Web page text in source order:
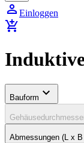
person Einloggen
add_shopping_cart
Bauform expand_more
Abmessungen (L x